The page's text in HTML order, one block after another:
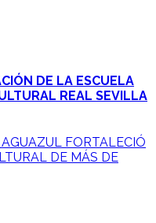
DE LA ESCUELA
REAL SEVILLA
FORTALECIÓ
DE MÁS DE